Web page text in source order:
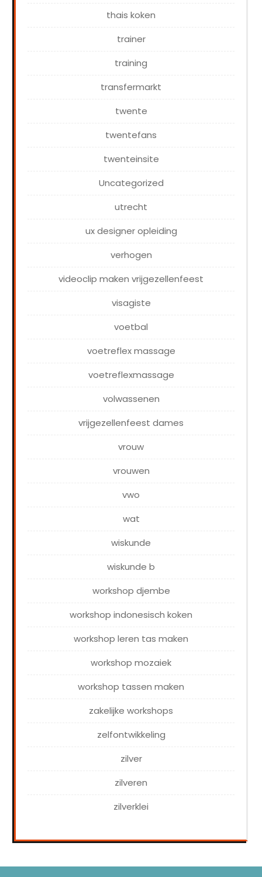
thais koken
trainer
training
transfermarkt
twente
twentefans
twenteinsite
Uncategorized
utrecht
ux designer opleiding
verhogen
videoclip maken vrijgezellenfeest
visagiste
voetbal
voetreflex massage
voetreflexmassage
volwassenen
vrijgezellenfeest dames
vrouw
vrouwen
vwo
wat
wiskunde
wiskunde b
workshop djembe
workshop indonesisch koken
workshop leren tas maken
workshop mozaiek
workshop tassen maken
zakelijke workshops
zelfontwikkeling
zilver
zilveren
zilverklei